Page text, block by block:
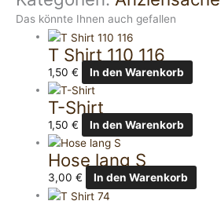
Das könnte Ihnen auch gefallen
T Shirt 110 116
1,50€ In den Warenkorb
T-Shirt
1,50€ In den Warenkorb
Hose lang S
3,00€ In den Warenkorb